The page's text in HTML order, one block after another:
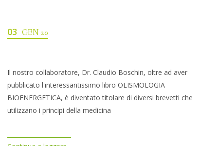
03 GEN 20
Il nostro collaboratore, Dr. Claudio Boschin, oltre ad aver
pubblicato l'interessantissimo libro OLISMOLOGIA
BIOENERGETICA, è diventato titolare di diversi brevetti che
utilizzano i principi della medicina